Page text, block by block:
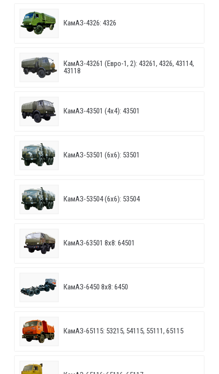
КамАЗ-4326: 4326
КамАЗ-43261 (Евро-1, 2): 43261, 4326, 43114,
43118
КамАЗ-43501 (4х4): 43501
КамАЗ-53501 (6х6): 53501
КамАЗ-53504 (6х6): 53504
КамАЗ-63501 8х8: 64501
КамАЗ-6450 8х8: 6450
КамАЗ-65115: 53215, 54115, 55111, 65115